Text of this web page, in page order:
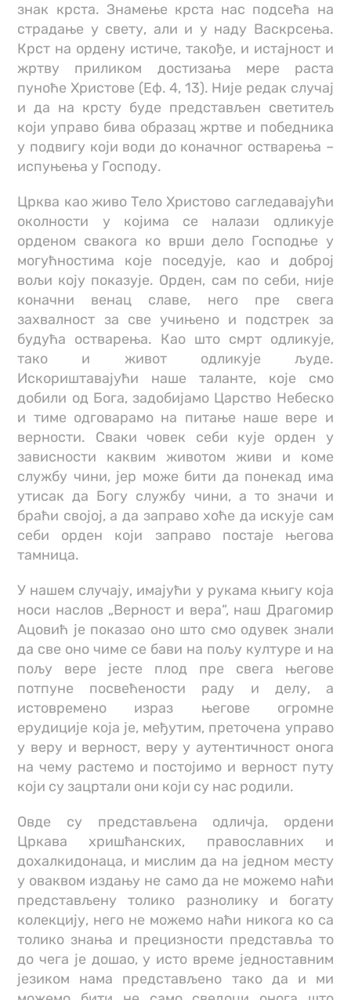
знак крста. Знамење крста нас подсећа на
страдање у свету, али и у наду Васкрсења.
Крст на ордену истиче, такође, и истајност и
жртву приликом достизања мере раста
пуноће Христове (Еф. 4, 13). Није редак случај
и да на крсту буде представљен светитељ
који управо бива образац жртве и победника
у подвигу који води до коначног остварења –
испуњења у Господу.
Црква као живо Тело Христово сагледавајући
околности у којима се налази одликује
орденом свакога ко врши дело Господње у
могућностима које поседује, као и доброј
вољи коју показује. Орден, сам по себи, није
коначни венац славе, него пре свега
захвалност за све учињено и подстрек за
будућа остварења. Као што смрт одликује,
тако и живот одликује људе.
Искориштавајући наше таланте, које смо
добили од Бога, задобијамо Царство Небеско
и тиме одговарамо на питање наше вере и
верности. Сваки човек себи кује орден у
зависности каквим животом живи и коме
службу чини, јер може бити да понекад има
утисак да Богу службу чини, а то значи и
браћи својој, а да заправо хоће да искује сам
себи орден који заправо постаје његова
тамница.
У нашем случају, имајући у рукама књигу која
носи наслов „Верност и вера“, наш Драгомир
Ацовић је показао оно што смо одувек знали
да све оно чиме се бави на пољу културе и на
пољу вере јесте плод пре свега његове
потпуне посвећености раду и делу, а
истовремено израз његове огромне
ерудиције која је, међутим, преточена управо
у веру и верност, веру у аутентичност онога
на чему растемо и постојимо и верност путу
који су зацртали они који су нас родили.
Овде су представљена одличја, ордени
Цркава хришћанских, православних и
дохалкидонаца, и мислим да на једном месту
у оваквом издању не само да не можемо наћи
представљену толико разнолику и богату
колекцију, него не можемо наћи никога ко са
толико знања и прецизности представља то
до чега је дошао, у исто време једноставним
језиком нама представљено тако да и ми